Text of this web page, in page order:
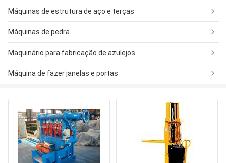
Máquinas de estrutura de aço e terças
Máquinas de pedra
Maquinário para fabricação de azulejos
Máquina de fazer janelas e portas